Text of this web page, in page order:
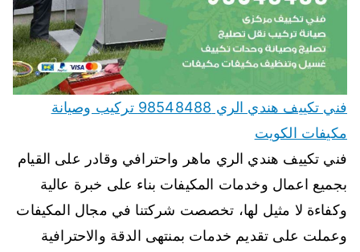
فني تكييف هندي الري 98548488 تركيب وصيانة
مكيفات الكويت
فني تكييف هندي الري ماهر واحترافي وقادر على القيام
بجميع اعمال وخدمات المكيفات بناء على خبرة عالية
وكفاءة لا مثيل لها، تخصصت شركتنا في مجال المكيفات
وعملت على تقديم خدمات بمنتهى الدقة والاحترافية